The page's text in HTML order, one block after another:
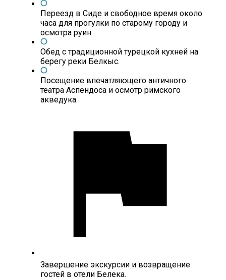
Переезд в Сиде и свободное время около
часа для прогулки по старому городу и
осмотра руин.
Обед с традиционной турецкой кухней на
берегу реки Белкыс.
Посещение впечатляющего античного
театра Аспендоса и осмотр римского
акведука.
Завершение экскурсии и возвращение
гостей в отели Белека.